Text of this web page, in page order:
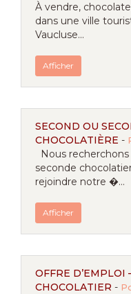
À vendre,
dans une ville
Vaucluse...
Afficher
SECOND OU
CHOCOLATIÈRE -
Nous
seconde
rejoindre notre �...
Afficher
OFFRE D’EMPLOI
CHOCOLATIER -